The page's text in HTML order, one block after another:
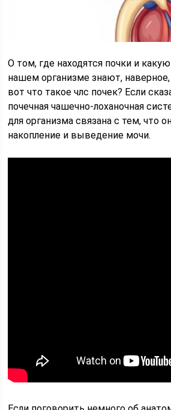
О том, где находятся почки и
нашем организме знают,
вот что такое члс почек? Если
почечная чашечно-лоханочная
для организма связана с тем, что
накопление и выведение мочи.